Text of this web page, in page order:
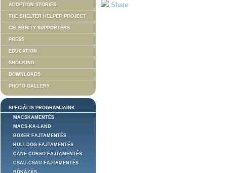
ADOPTION STORIES
THE SHELTER HELPER PROJECT
CELEBRITY SUPPORTERS
PRESS
EDUCATION
SHOCKING
DOWNLOADS
PHOTO GALLERY
SPECIÁLIS PROGRAMJAINK
MACSKAMENTÉS
MACS-KA-LAND
BOXER FAJTAMENTÉS
BULLDOG FAJTAMENTÉS
CANE CORSO FAJTAMENTÉS
CSAU-CSAU FAJTAMENTÉS
RÓKÁZÁS
Share